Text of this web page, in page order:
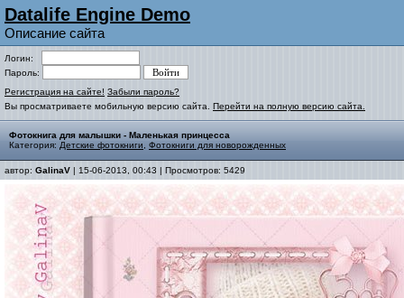
Datalife Engine Demo
Описание сайта
Логин:
Пароль:
Регистрация на сайте! Забыли пароль?
Вы просматриваете мобильную версию сайта. Перейти на полную версию сайта.
Фотокнига для малышки - Маленькая принцесса
Категория: Детские фотокниги Фотокниги для новорожденных
автор: GalinaV | 15-06-2013, 00:43 | Просмотров: 5429